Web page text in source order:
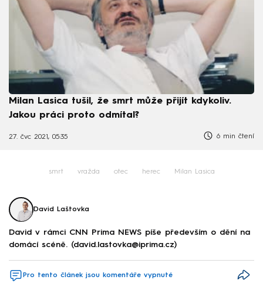
Milan Lasica tušil, že smrt může přijít kdykoliv.
Jakou práci proto odmítal?
27. čvc 2021, 05:35 6 min čtení
smrt vražda otec herec Milan Lasica
David Laštovka
David v rámci CNN Prima NEWS píše především o dění na
domácí scéně. (david.lastovka@iprima.cz)
Pro tento článek jsou komentáře vypnuté